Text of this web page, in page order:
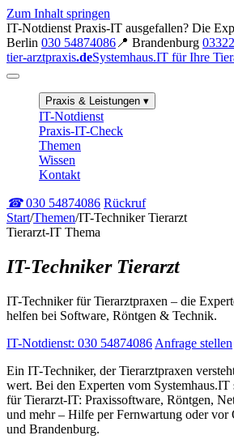
Zum Inhalt springen
IT-Notdienst Praxis-IT ausgefallen? Die
Berlin 030 54874086 📍 Brandenburg
tier-arztpraxis.deSystemhaus.IT für Ihre
Praxis & Leistungen ▾
IT-Notdienst
Praxis-IT-Check
Themen
Wissen
Kontakt
☎030 54874086 Rückruf
Start/Themen/IT-Techniker Tierarzt
Tierarzt-IT Thema
IT-Techniker Tierarzt
IT-Techniker für Tierarztpraxen – die
helfen bei Software, Röntgen & Technik.
IT-Notdienst: 030 54874086 Anfrage stellen
Ein IT-Techniker, der Tierarztpraxen
wert. Bei den Experten vom Systemhaus.IT
für Tierarzt-IT: Praxissoftware, Röntgen,
und mehr – Hilfe per Fernwartung oder vor
und Brandenburg.